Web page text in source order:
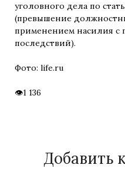
уголовного дела по
(превышение
применением насилия с
последствий).
Фото: life.ru
1 136
Добавить